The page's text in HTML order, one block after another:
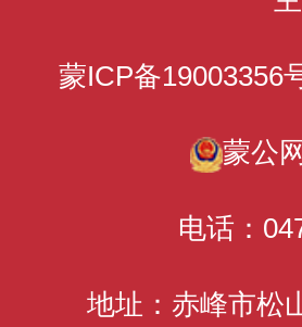
蒙ICP备19003356
蒙公
电话：
地址：赤峰市松